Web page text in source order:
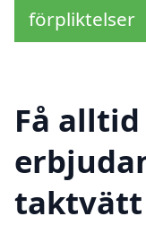
förpliktelser
Få
taktvätt